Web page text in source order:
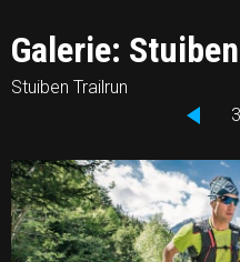
Galerie:
Stuiben Trailrun